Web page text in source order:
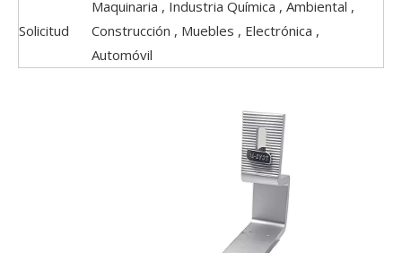
Solicitud
Maquinaria , Industria Química , Ambiental ,
Construcción , Muebles , Electrónica ,
Automóvil